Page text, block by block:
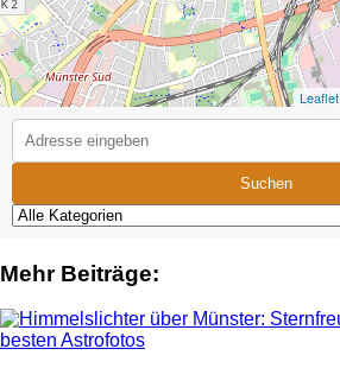
Leaflet
Suchen
Mehr Beiträge: